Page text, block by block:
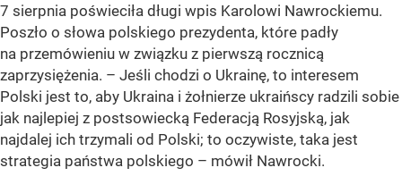
7 sierpnia poświeciła długi wpis Karolowi Nawrockiemu.
Poszło o słowa polskiego prezydenta, które padły
na przemówieniu w związku z pierwszą rocznicą
zaprzysiężenia. – Jeśli chodzi o Ukrainę, to interesem
Polski jest to, aby Ukraina i żołnierze ukraińscy radzili sobie
jak najlepiej z postsowiecką Federacją Rosyjską, jak
najdalej ich trzymali od Polski; to oczywiste, taka jest
strategia państwa polskiego – mówił Nawrocki.